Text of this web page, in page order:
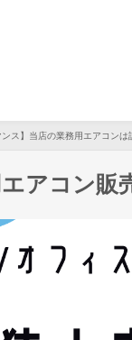
ンス】当店の業務用エアコン
アコン販